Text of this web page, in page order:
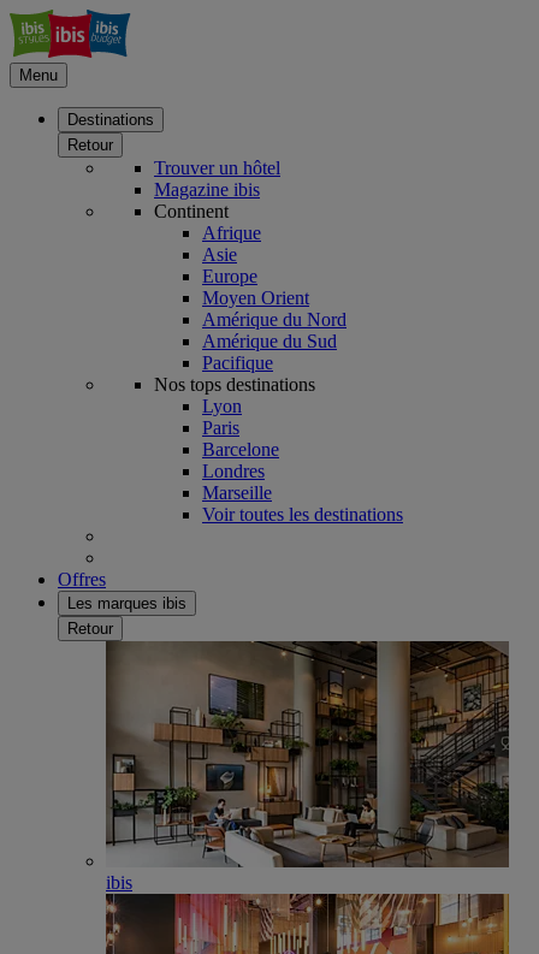
Menu
Destinations
Retour
Trouver un hôtel
Magazine ibis
Continent
Afrique
Asie
Europe
Moyen Orient
Amérique du Nord
Amérique du Sud
Pacifique
Nos tops destinations
Lyon
Paris
Barcelone
Londres
Marseille
Voir toutes les destinations
Offres
Les marques ibis
Retour
ibis